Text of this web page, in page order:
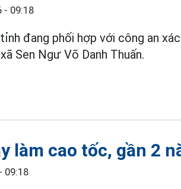
- 09:18
đang phối hợp với công an
Sen Ngư Võ Danh Thuấn.
làm cao tốc, gần 2
09:18